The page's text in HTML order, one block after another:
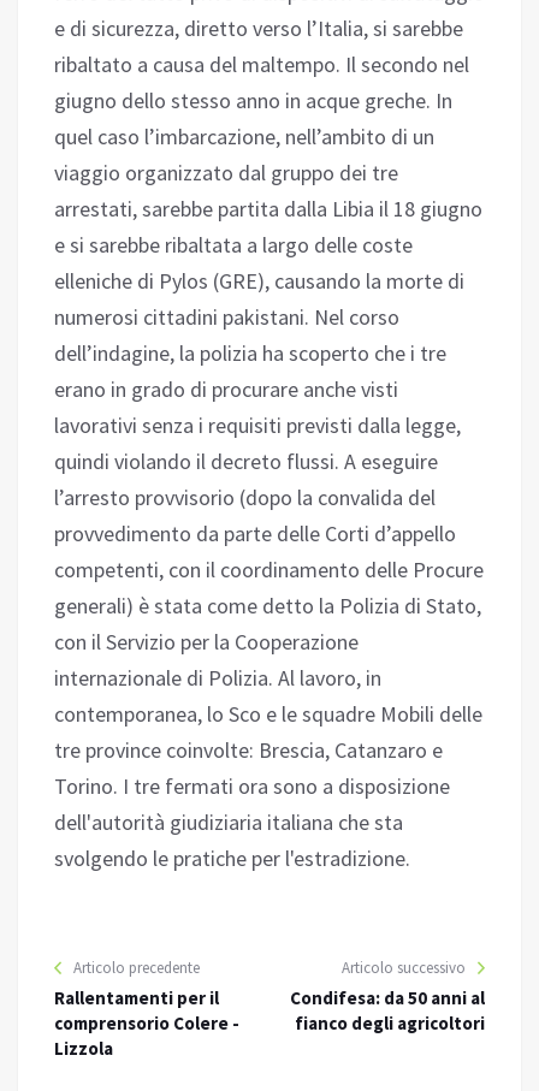
e di sicurezza, diretto verso l’Italia, si sarebbe
ribaltato a causa del maltempo. Il secondo nel
giugno dello stesso anno in acque greche. In
quel caso l’imbarcazione, nell’ambito di un
viaggio organizzato dal gruppo dei tre
arrestati, sarebbe partita dalla Libia il 18 giugno
e si sarebbe ribaltata a largo delle coste
elleniche di Pylos (GRE), causando la morte di
numerosi cittadini pakistani. Nel corso
dell’indagine, la polizia ha scoperto che i tre
erano in grado di procurare anche visti
lavorativi senza i requisiti previsti dalla legge,
quindi violando il decreto flussi. A eseguire
l’arresto provvisorio (dopo la convalida del
provvedimento da parte delle Corti d’appello
competenti, con il coordinamento delle Procure
generali) è stata come detto la Polizia di Stato,
con il Servizio per la Cooperazione
internazionale di Polizia. Al lavoro, in
contemporanea, lo Sco e le squadre Mobili delle
tre province coinvolte: Brescia, Catanzaro e
Torino. I tre fermati ora sono a disposizione
dell'autorità giudiziaria italiana che sta
svolgendo le pratiche per l'estradizione.
Articolo precedente
Rallentamenti per il
comprensorio Colere -
Lizzola
Articolo successivo
Condifesa: da 50 anni al
fianco degli agricoltori